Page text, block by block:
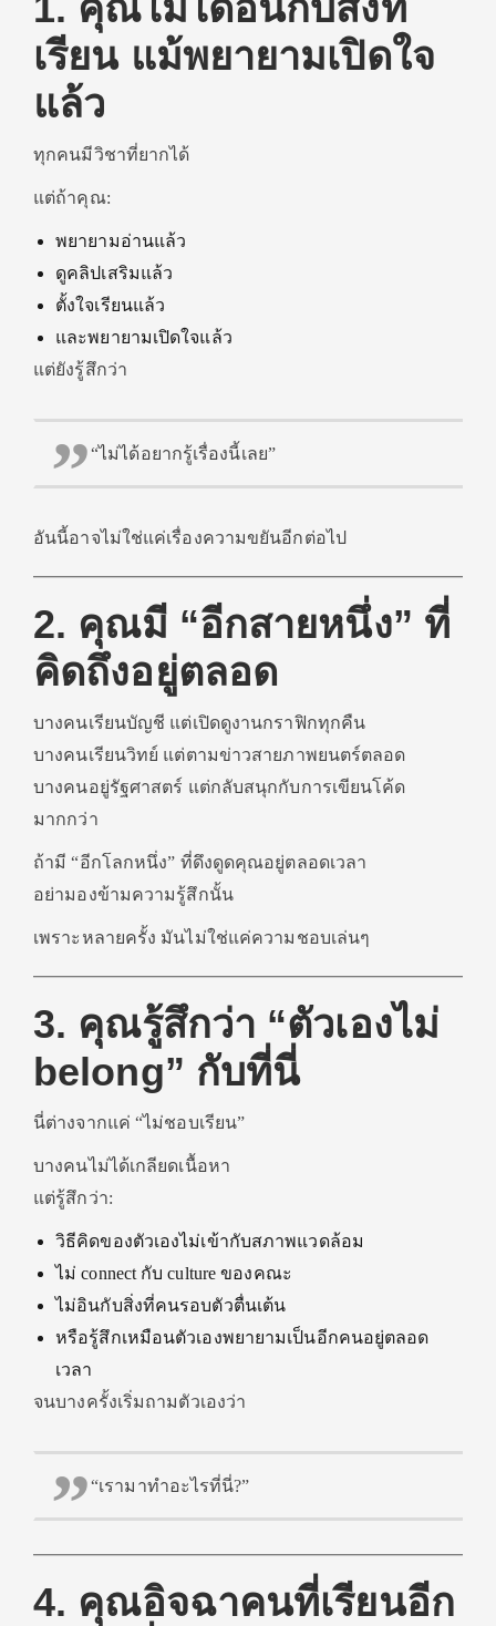
เรียน แม้พยายามเปิดใจ
แล้ว
ทุกคนมีวิชาที่ยากได้
แต่ถ้าคุณ:
พยายามอ่านแล้ว
ดูคลิปเสริมแล้ว
ตั้งใจเรียนแล้ว
และพยายามเปิดใจแล้ว
แต่ยังรู้สึกว่า
“ไม่ได้อยากรู้เรื่องนี้เลย”
อันนี้อาจไม่ใช่แค่เรื่องความขยันอีกต่อไป
2. คุณมี “อีกสายหนึ่ง” ที่
คิดถึงอยู่ตลอด
บางคนเรียนบัญชี แต่เปิดดูงานกราฟิกทุกคืน
บางคนเรียนวิทย์ แต่ตามข่าวสายภาพยนตร์ตลอด
บางคนอยู่รัฐศาสตร์ แต่กลับสนุกกับการเขียนโค้ด
มากกว่า
ถ้ามี “อีกโลกหนึ่ง” ที่ดึงดูดคุณอยู่ตลอดเวลา
อย่ามองข้ามความรู้สึกนั้น
เพราะหลายครั้ง มันไม่ใช่แค่ความชอบเล่นๆ
3. คุณรู้สึกว่า “ตัวเองไม่
belong” กับที่นี่
นี่ต่างจากแค่ “ไม่ชอบเรียน”
บางคนไม่ได้เกลียดเนื้อหา
แต่รู้สึกว่า:
วิธีคิดของตัวเองไม่เข้ากับสภาพแวดล้อม
ไม่ connect กับ culture ของคณะ
ไม่อินกับสิ่งที่คนรอบตัวตื่นเต้น
หรือรู้สึกเหมือนตัวเองพยายามเป็นอีกคนอยู่ตลอด
เวลา
จนบางครั้งเริ่มถามตัวเองว่า
“เรามาทำอะไรที่นี่?”
4. คุณอิจฉาคนที่เรียนอีก